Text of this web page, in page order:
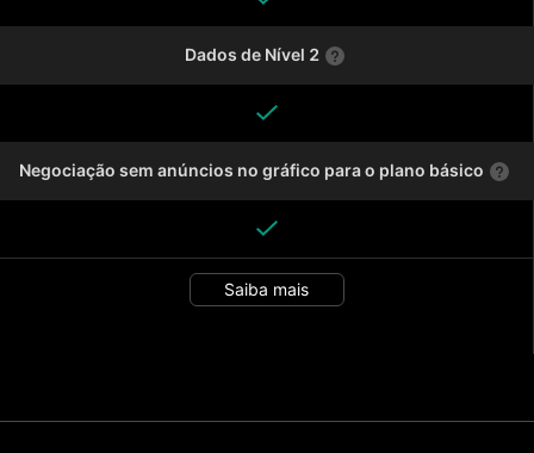
Dados de Nível 2
Negociação sem anúncios no gráfico para o plano básico
Saiba mais